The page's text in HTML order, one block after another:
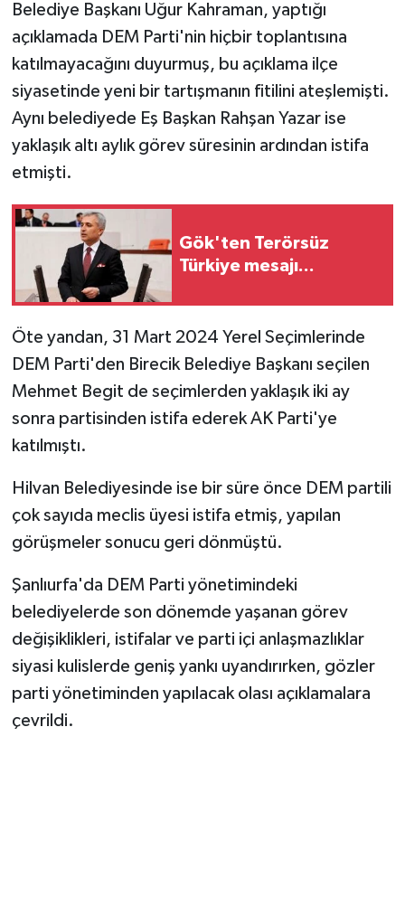
Belediye Başkanı Uğur Kahraman, yaptığı
açıklamada DEM Parti'nin hiçbir toplantısına
katılmayacağını duyurmuş, bu açıklama ilçe
siyasetinde yeni bir tartışmanın fitilini ateşlemişti.
Aynı belediyede Eş Başkan Rahşan Yazar ise
yaklaşık altı aylık görev süresinin ardından istifa
etmişti.
Gök'ten Terörsüz
Türkiye mesajı...
Öte yandan, 31 Mart 2024 Yerel Seçimlerinde
DEM Parti'den Birecik Belediye Başkanı seçilen
Mehmet Begit de seçimlerden yaklaşık iki ay
sonra partisinden istifa ederek AK Parti'ye
katılmıştı.
Hilvan Belediyesinde ise bir süre önce DEM partili
çok sayıda meclis üyesi istifa etmiş, yapılan
görüşmeler sonucu geri dönmüştü.
Şanlıurfa'da DEM Parti yönetimindeki
belediyelerde son dönemde yaşanan görev
değişiklikleri, istifalar ve parti içi anlaşmazlıklar
siyasi kulislerde geniş yankı uyandırırken, gözler
parti yönetiminden yapılacak olası açıklamalara
çevrildi.